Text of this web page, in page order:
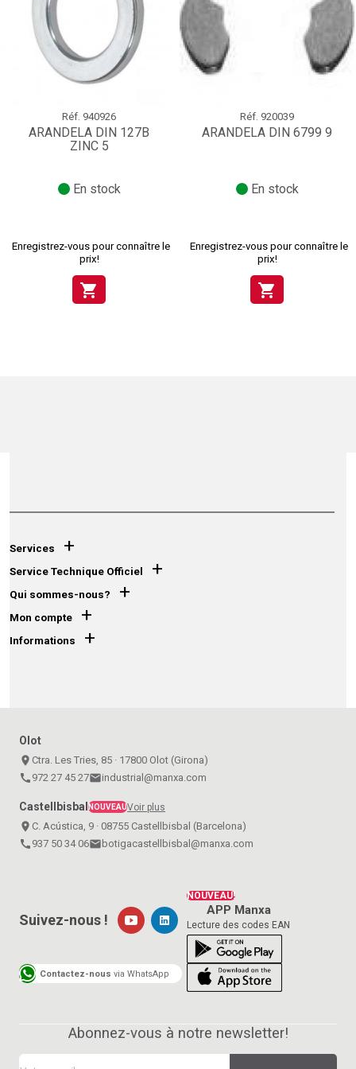
Réf. 940926
ARANDELA DIN 127B
ZINC 5
En stock
Enregistrez-vous pour connaître le
prix!
shopping_cart
Réf. 920039
ARANDELA DIN 6799 9
En stock
Enregistrez-vous pour connaître le
prix!
shopping_cart
Services +
Service Technique Officiel +
Qui sommes-nous? +
Mon compte +
Informations +
Olot
place Ctra. Les Tries, 85 · 17800 Olot (Girona)
call 972 27 45 27emailindustrial@manxa.com
Castellbisbal NOUVEAUVoir plus
place C. Acústica, 9 · 08755 Castellbisbal (Barcelona)
call 937 50 34 06email botigacastellbisbal@manxa.com
NOUVEAU!
APP Manxa
Lecture des codes EAN
Suivez-nous !
Contactez-nous via WhatsApp
Abonnez-vous à notre newsletter!